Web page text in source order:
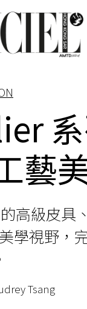
藝
高級皮具
學視野，
Tsang